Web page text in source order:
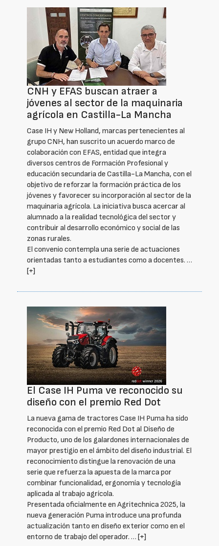
CNH y EFAS buscan atraer a
jóvenes al sector de la maquinaria
agrícola en Castilla-La Mancha
Case IH y New Holland, marcas pertenecientes al
grupo CNH, han suscrito un acuerdo marco de
colaboración con EFAS, entidad que integra
diversos centros de Formación Profesional y
educación secundaria de Castilla-La Mancha, con el
objetivo de reforzar la formación práctica de los
jóvenes y favorecer su incorporación al sector de la
maquinaria agrícola. La iniciativa busca acercar al
alumnado a la realidad tecnológica del sector y
contribuir al desarrollo económico y social de las
zonas rurales.
El convenio contempla una serie de actuaciones
orientadas tanto a estudiantes como a docentes. …
[+]
El Case IH Puma ve reconocido su
diseño con el premio Red Dot
La nueva gama de tractores Case IH Puma ha sido
reconocida con el premio Red Dot al Diseño de
Producto, uno de los galardones internacionales de
mayor prestigio en el ámbito del diseño industrial. El
reconocimiento distingue la renovación de una
serie que refuerza la apuesta de la marca por
combinar funcionalidad, ergonomía y tecnología
aplicada al trabajo agrícola.
Presentada oficialmente en Agritechnica 2025, la
nueva generación Puma introduce una profunda
actualización tanto en diseño exterior como en el
entorno de trabajo del operador. … [+]